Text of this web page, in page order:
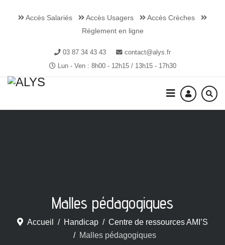
Accès Salariés Accès Usagers
Accès Crèches
Réglement en ligne
03 87 34 43 43
contact@alys.fr
Lun - Ven : 8h00 - 12h15 / 13h15 - 17h30
Malles pédagogiques
Accueil Handicap
Centre de ressources AMI’S
Malles pédagogiques